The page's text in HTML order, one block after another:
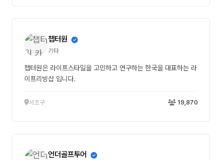
챕터원
기타
챕터원은 라이프스타일을 고민하고 연구하는 한국을 대표하는 라
이프리빙샵 입니다.
서초구 19,870
언더골프투어